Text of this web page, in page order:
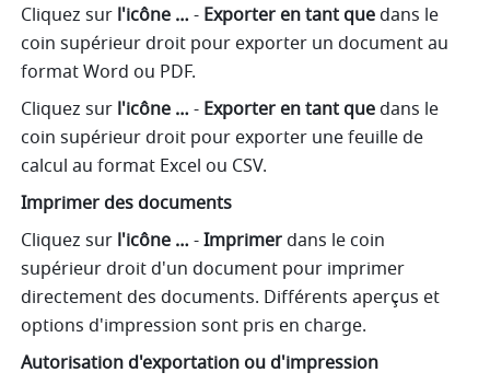
Cliquez sur l'icône … - Exporter en tant que dans le
coin supérieur droit pour exporter un document au
format Word ou PDF.
Cliquez sur l'icône … - Exporter en tant que dans le
coin supérieur droit pour exporter une feuille de
calcul au format Excel ou CSV.
Imprimer des documents
Cliquez sur l'icône … - Imprimer dans le coin
supérieur droit d'un document pour imprimer
directement des documents. Différents aperçus et
options d'impression sont pris en charge.
Autorisation d'exportation ou d'impression